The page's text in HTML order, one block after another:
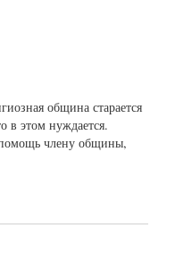
община старается
в этом нуждается.
члену общины,